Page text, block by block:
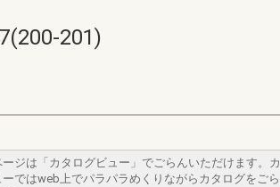
201)
ジは「カタログビュー」でごらんいただけます。カ
ーではweb上でパラパラめくりながらカタログをごら